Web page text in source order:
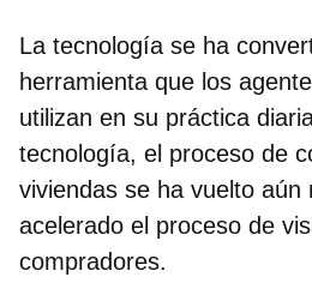
La tecnología se ha
herramienta que los
utilizan en su práctica
tecnología, el proceso de
viviendas se ha vuelto aún
acelerado el proceso de
compradores.